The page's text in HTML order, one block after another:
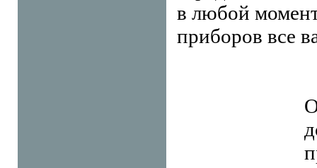
в любой
приборов все